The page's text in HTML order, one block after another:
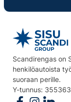
Scandirengas on
henkilöautoista
suoraan perille.
Y-tunnus: